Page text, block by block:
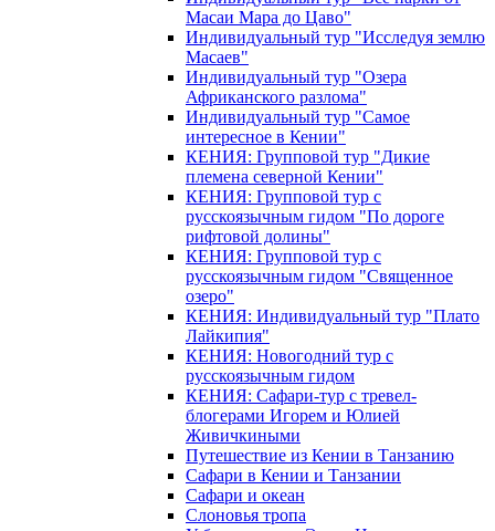
Масаи Мара до Цаво"
Индивидуальный тур "Исследуя землю
Масаев"
Индивидуальный тур "Озера
Африканского разлома"
Индивидуальный тур "Самое
интересное в Кении"
КЕНИЯ: Групповой тур "Дикие
племена северной Кении"
КЕНИЯ: Групповой тур с
русскоязычным гидом "По дороге
рифтовой долины"
КЕНИЯ: Групповой тур с
русскоязычным гидом "Священное
озеро"
КЕНИЯ: Индивидуальный тур "Плато
Лайкипия"
КЕНИЯ: Новогодний тур с
русскоязычным гидом
КЕНИЯ: Сафари-тур с тревел-
блогерами Игорем и Юлией
Живичкиными
Путешествие из Кении в Танзанию
Сафари в Кении и Танзании
Сафари и океан
Слоновья тропа